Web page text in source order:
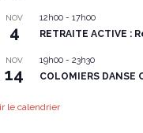
NOV
4
12h00 - 17h00
RETRAITE ACTIVE :
NOV
14
19h00 - 23h30
COLOMIERS
le calendrier